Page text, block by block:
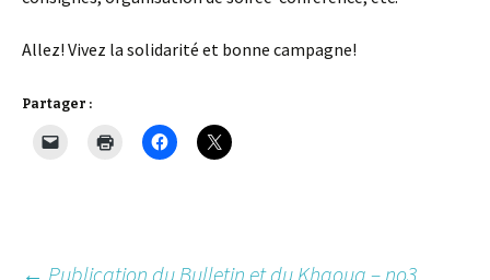
Allez! Vivez la solidarité et bonne campagne!
Partager :
← Publication du Bulletin et du Khaoua – no3